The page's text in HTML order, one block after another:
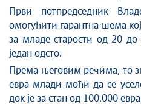
Први потпредседник
омогућити гарантна шема
за младе старости од 20
један одсто.
Према његовим речима, то
евра млади моћи да се
док је за стан од 100.000